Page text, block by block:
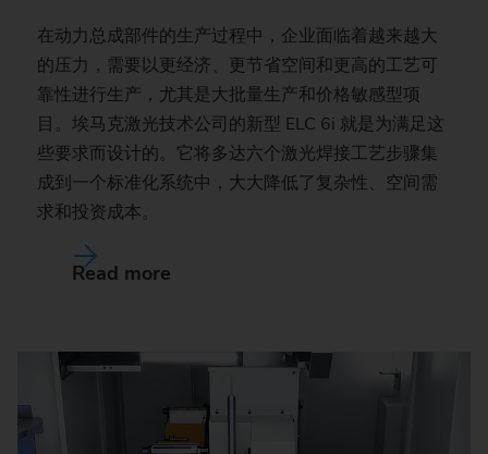
在动力总成部件的生产过程中，企业面临着越来越大
的压力，需要以更经济、更节省空间和更高的工艺可
靠性进行生产，尤其是大批量生产和价格敏感型项
目。埃马克激光技术公司的新型 ELC 6i 就是为满足这
些要求而设计的。它将多达六个激光焊接工艺步骤集
成到一个标准化系统中，大大降低了复杂性、空间需
求和投资成本。
Read more